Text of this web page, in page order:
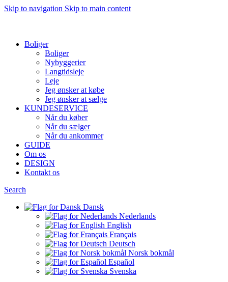
Skip to navigation Skip to main content
Boliger
Boliger
Nybyggerier
Langtidsleje
Leje
Jeg ønsker at købe
Jeg ønsker at sælge
KUNDESERVICE
Når du køber
Når du sælger
Når du ankommer
GUIDE
Om os
DESIGN
Kontakt os
Search
Dansk
Nederlands
English
Français
Deutsch
Norsk bokmål
Español
Svenska